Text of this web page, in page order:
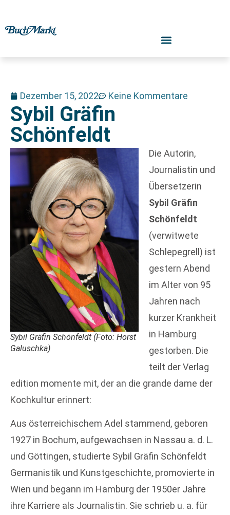
Dezember 15, 2022 Keine Kommentare
Sybil Gräfin
Schönfeldt
Sybil Gräfin Schönfeldt (Foto: Horst
Galuschka)
Die Autorin,
Journalistin und
Übersetzerin
Sybil Gräfin
Schönfeldt
(verwitwete
Schlepegrell) ist
gestern Abend
im Alter von 95
Jahren nach
kurzer Krankheit
in Hamburg
gestorben. Die
teilt der Verlag
edition momente mit, der an die grande dame der
Kochkultur erinnert:
Aus österreichischem Adel stammend, geboren
1927 in Bochum, aufgewachsen in Nassau a. d. L.
und Göttingen, studierte Sybil Gräfin Schönfeldt
Germanistik und Kunstgeschichte, promovierte in
Wien und begann im Hamburg der 1950er Jahre
ihre Karriere als Journalistin. Sie schrieb u. a. für